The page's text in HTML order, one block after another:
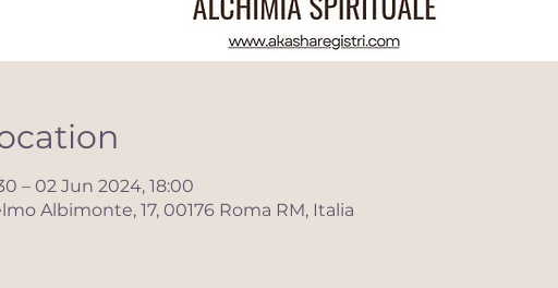
– 02 Jun 2024, 18:00
Albimonte, 17, 00176 Roma RM, Italia